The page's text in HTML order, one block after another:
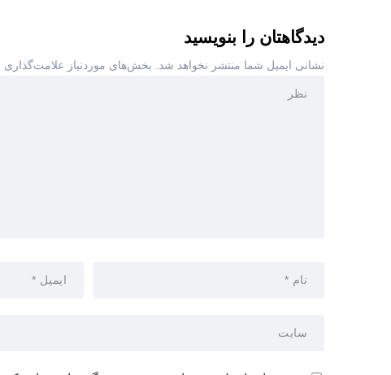
دیدگاهتان را بنویسید
نشانی ایمیل شما منتشر نخواهد شد. بخش‌های موردنیاز علامت‌گذاری